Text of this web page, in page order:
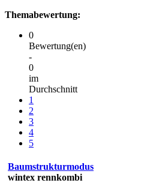
Themabewertung:
0
Bewertung(en)
-
0
im
Durchschnitt
1
2
3
4
5
Baumstrukturmodus
wintex rennkombi